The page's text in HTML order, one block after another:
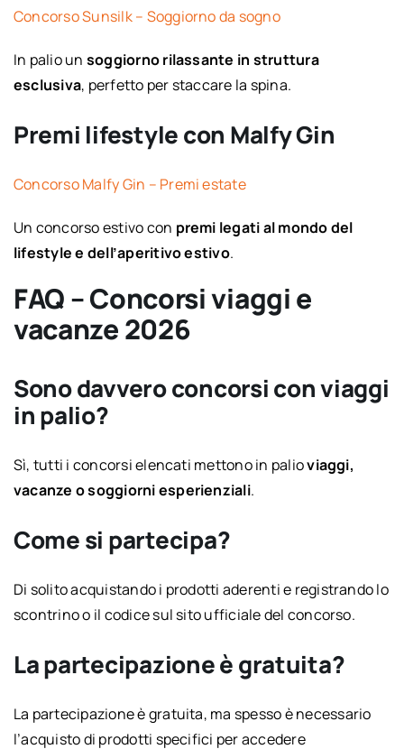
Concorso Sunsilk – Soggiorno da sogno
In palio un soggiorno rilassante in struttura
esclusiva, perfetto per staccare la spina.
Premi lifestyle con Malfy Gin
Concorso Malfy Gin – Premi estate
Un concorso estivo con premi legati al mondo del
lifestyle e dell’aperitivo estivo.
FAQ – Concorsi viaggi e
vacanze 2026
Sono davvero concorsi con viaggi
in palio?
Sì, tutti i concorsi elencati mettono in palioviaggi,
vacanze o soggiorni esperienziali.
Come si partecipa?
Di solito acquistando i prodotti aderenti e registrando lo
scontrino o il codice sul sito ufficiale del concorso.
La partecipazione è gratuita?
La partecipazione è gratuita, ma spesso è necessario
l’acquisto di prodotti specifici per accedere